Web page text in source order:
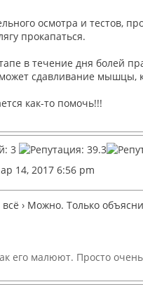
осмотра и тестов,
прокапаться.
в течение дня болей
сдавливание мышцы,
как-то помочь!!!
14, 2017 6:56 pm
всё › Можно. Только
его малюют. Просто